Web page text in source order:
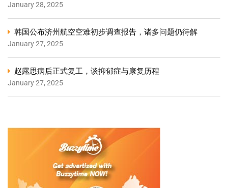
January 28, 2025
韩国公布济州航空空难初步调查报告，诸多问题仍待解
January 27, 2025
赵露思病后正式复工，谈抑郁症与康复历程
January 27, 2025